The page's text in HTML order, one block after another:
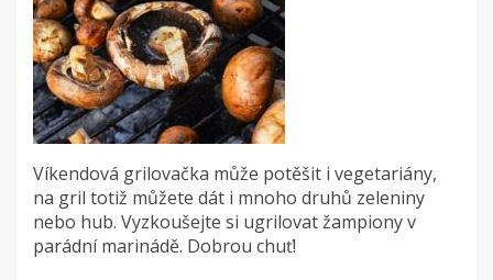
Víkendová grilovačka může potěšit i vegetariány,
na gril totiž můžete dát i mnoho druhů zeleniny
nebo hub. Vyzkoušejte si ugrilovat žampiony v
parádní marinádě. Dobrou chuť!